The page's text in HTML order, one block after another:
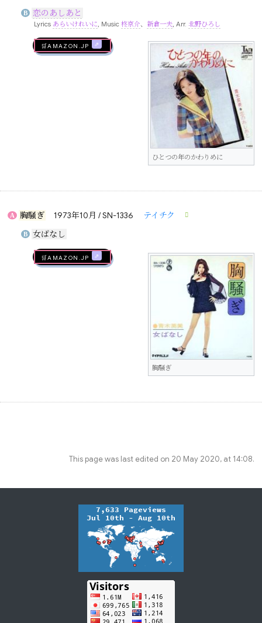
B 恋のあしあと
Lyrics あらいけれいに , Music 柊京介、 新倉一夫, Arr. 北野ひろし
ひとつの年のかわりめに
🛒AMAZON.jp
A 胸騒ぎ 1973年10月 / SN-1336 テイチク
B 女ばなし
胸騒ぎ
🛒AMAZON.jp
This page was last edited on 20 May 2020, at 14:08.